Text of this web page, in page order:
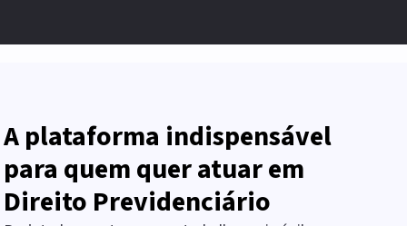
A plataforma indispensável
para quem quer atuar em
Direito Previdenciário